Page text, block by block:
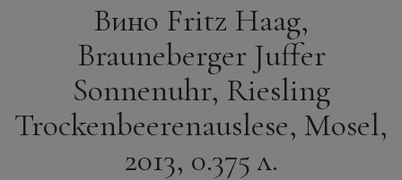
Вино Fritz Haag,
Brauneberger Juffer
Sonnenuhr, Riesling
Trockenbeerenauslese, Mosel,
2013, 0.375 л.